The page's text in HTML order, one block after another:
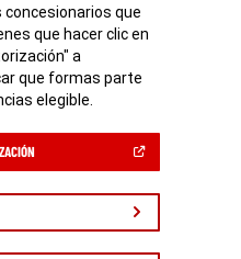
que
que hacer clic en
a
que formas parte
elegible.
(ABRIR
VENTANA